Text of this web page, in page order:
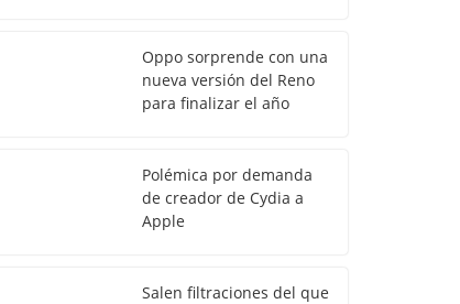
Oppo sorprende con una
nueva versión del Reno
para finalizar el año
Polémica por demanda
de creador de Cydia a
Apple
Salen filtraciones del que